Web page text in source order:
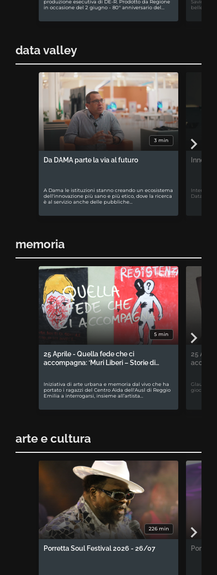
produzione esecutiva di DE-R. Prodotto da Regione
in occasione del 2 giugno - 80° anniversario del…
Savio. La
bellezza
data valley
3 min
Da DAMA parte la via al futuro
A Dama le istituzioni stanno creando un ecosistema
dell'innovazione più sano e più etico, dove la ricerca
è al servizio anche delle pubbliche…
Intervista
Data
memoria
5 min
25 Aprile - Quella fede che ci
accompagna: ‘Muri Liberi – Storie di…
Iniziativa di arte urbana e memoria dal vivo che ha
portato i ragazzi del Centro Aïda dell'Ausl di Reggio
Emilia a interrogarsi, insieme all’artista…
25
Glauco
gioco da
arte e cultura
226 min
Porretta Soul Festival 2026 - 26/07